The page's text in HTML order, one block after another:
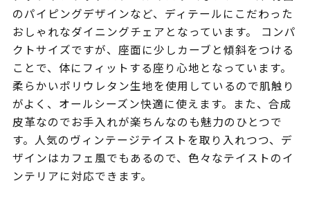
のパイピングデザインなど、ディテールにこだわった
おしゃれなダイニングチェアとなっています。 コンパ
クトサイズですが、座面に少しカーブと傾斜をつける
ことで、体にフィットする座り心地となっています。
柔らかいポリウレタン生地を使用しているので肌触り
がよく、オールシーズン快適に使えます。また、合成
皮革なのでお手入れが楽ちんなのも魅力のひとつで
す。人気のヴィンテージテイストを取り入れつつ、デ
ザインはカフェ風でもあるので、色々なテイストのイ
ンテリアに対応できます。